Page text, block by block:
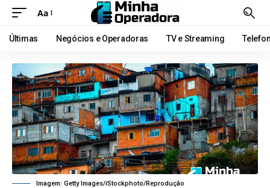
Aa
Últimas Negócios e Operadoras TV e Streaming
Imagem: Getty Images/iStockphoto/Reprodução